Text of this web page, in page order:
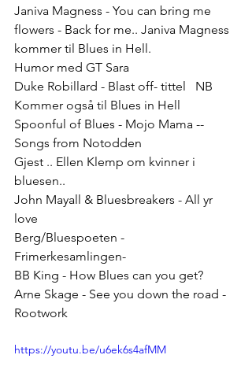
Janiva Magness - You can bring me
flowers - Back for me.. Janiva Magness
kommer til Blues in Hell.
Humor med GT Sara
Duke Robillard - Blast off- tittel   NB
Kommer også til Blues in Hell
Spoonful of Blues - Mojo Mama --
Songs from Notodden
Gjest .. Ellen Klemp om kvinner i
bluesen..
John Mayall & Bluesbreakers - All yr
love
Berg/Bluespoeten -
Frimerkesamlingen-
BB King - How Blues can you get?
Arne Skage - See you down the road -
Rootwork
https://youtu.be/u6ek6s4afMM